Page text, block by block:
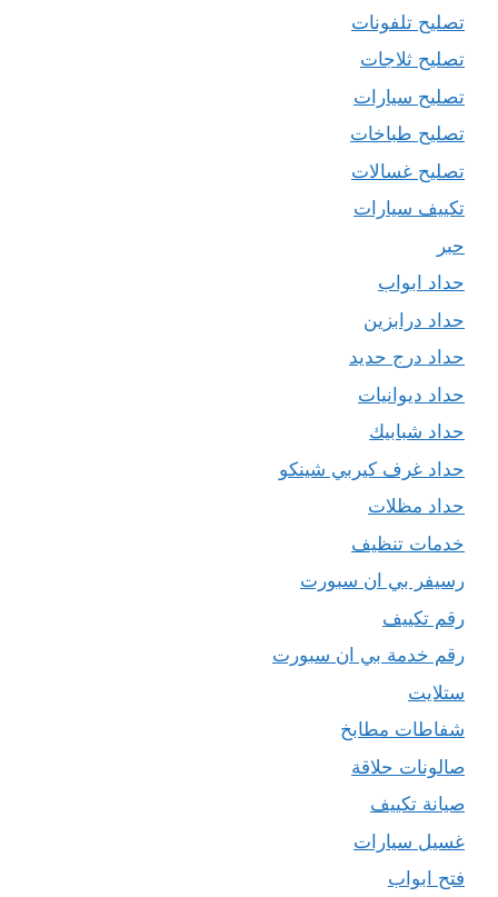
تصليح تلفونات
تصليح ثلاجات
تصليح سيارات
تصليح طباخات
تصليح غسالات
تكييف سيارات
حبر
حداد ابواب
حداد درابزين
حداد درج حديد
حداد ديوانيات
حداد شبابيك
حداد غرف كيربي شينكو
حداد مظلات
خدمات تنظيف
رسيفر بي ان سبورت
رقم تكييف
رقم خدمة بي ان سبورت
ستلايت
شفاطات مطابخ
صالونات حلاقة
صيانة تكييف
غسيل سيارات
فتح ابواب